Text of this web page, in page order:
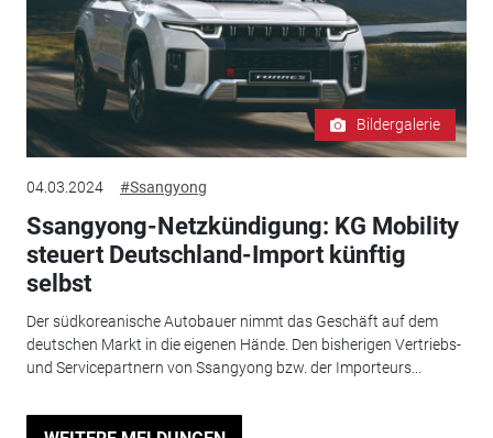
Bildergalerie
04.03.2024 #Ssangyong
Ssangyong-Netzkündigung: KG Mobility
steuert Deutschland-Import künftig
selbst
Der südkoreanische Autobauer nimmt das Geschäft auf dem
deutschen Markt in die eigenen Hände. Den bisherigen Vertriebs-
und Servicepartnern von Ssangyong bzw. der Importeurs...